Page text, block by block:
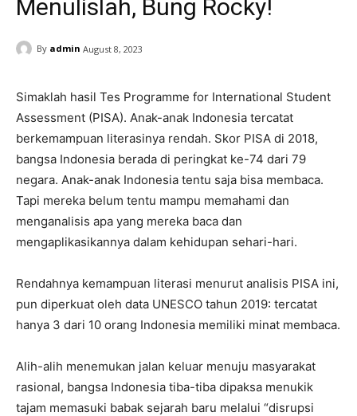
Menulislah, Bung Rocky!
By admin August 8, 2023
Simaklah hasil Tes Programme for International Student
Assessment (PISA). Anak-anak Indonesia tercatat
berkemampuan literasinya rendah. Skor PISA di 2018,
bangsa Indonesia berada di peringkat ke-74 dari 79
negara. Anak-anak Indonesia tentu saja bisa membaca.
Tapi mereka belum tentu mampu memahami dan
menganalisis apa yang mereka baca dan
mengaplikasikannya dalam kehidupan sehari-hari.
Rendahnya kemampuan literasi menurut analisis PISA ini,
pun diperkuat oleh data UNESCO tahun 2019: tercatat
hanya 3 dari 10 orang Indonesia memiliki minat membaca.
Alih-alih menemukan jalan keluar menuju masyarakat
rasional, bangsa Indonesia tiba-tiba dipaksa menukik
tajam memasuki babak sejarah baru melalui “disrupsi